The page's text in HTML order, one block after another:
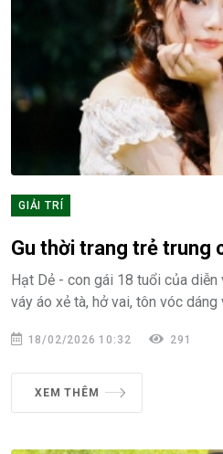
GIẢI TRÍ
Gu thời trang trẻ trung
Hạt Dẻ - con gái 18 tuổi của diễn
váy áo xẻ tà, hở vai, tôn vóc dáng
18/02/2026 10:32 291
XEM THÊM